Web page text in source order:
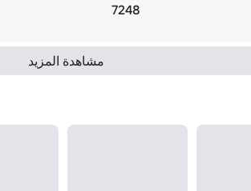
7248
مشاهدة المزيد